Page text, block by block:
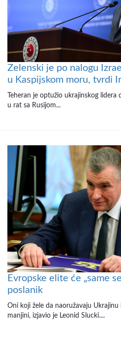
Zelenski je po nalogu
u Kaspijskom moru, tvrdi
Teheran je optužio ukrajinskog
u rat sa Rusijom...
Evropske elite će „same
poslanik
Oni koji žele da naoružavaju Ukrajinu
manjini, izjavio je Leonid Slucki....